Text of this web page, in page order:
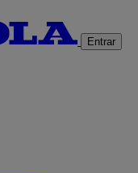
Entrar